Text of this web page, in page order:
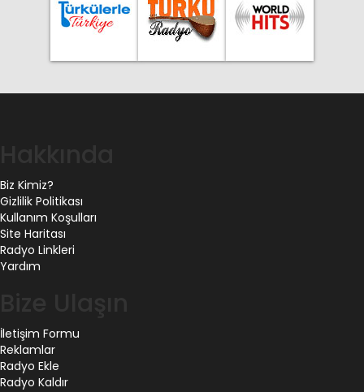
Biz Kimiz?
Gizlilik Politikası
Kullanım Koşulları
Site Haritası
Radyo Linkleri
Yardım
İletişim Formu
Reklamlar
Radyo Ekle
Radyo Kaldır